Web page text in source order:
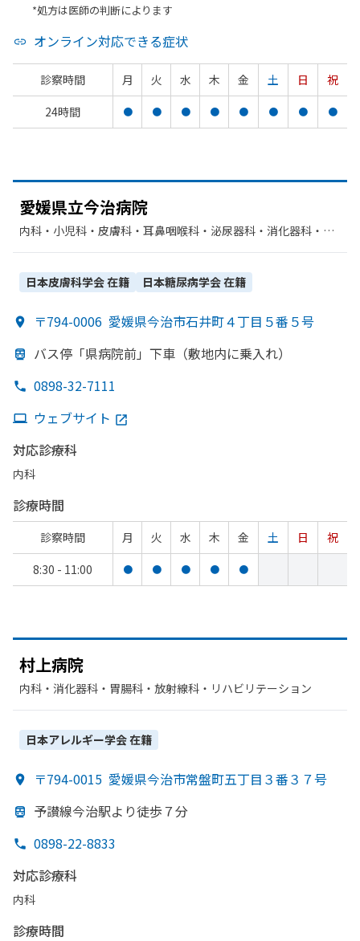
*処方は医師の判断によります
オンライン対応できる症状
診察時間 月 火 水 木 金 土 日
祝
24時間
● ● ● ● ● ● ● ●
愛媛県立今治病院
内科・​小児科・​皮膚科・​耳鼻咽喉科・​泌尿器科・​消化器科・​呼
放射線科・​麻酔科・​血液内科・​神経内科・​循環器科・​心臓血管
日本皮膚科学会在籍 日本糖尿病学会在籍
〒794-0006 愛媛県今治市石井町４丁目５番５号
バス停 「県病院前」 下車 （敷地内に乗入れ）
0898-32-7111
ウェブサイト
対応診療科
内科
診療時間
診察時間 月 火 水 木 金 土 日
祝
8:30 - 11:00
● ● ● ● ●
村上病院
内科・​消化器科・​胃腸科・​放射線科・​リハビリテーション
日本アレルギー学会在籍
〒794-0015 愛媛県今治市常盤町五丁目３番３７号
予讃線今治駅より徒歩７分
0898-22-8833
対応診療科
内科
診療時間